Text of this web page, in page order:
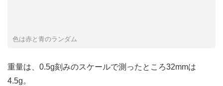
色は赤と青のランダム
重量は、0.5g刻みのスケールで測ったところ32mmは
4.5g。